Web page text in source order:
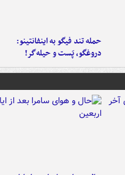
حمله تند فیگو به اینفانتینو:
دروغگو، پَست‌ و حیله‌گر!